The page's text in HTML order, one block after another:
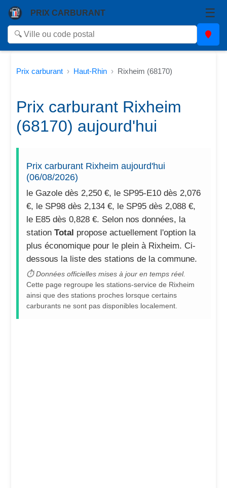
PRIX CARBURANT ☰
Prix carburant Haut-Rhin Rixheim (68170)
Prix carburant Rixheim
(68170) aujourd'hui
Prix carburant Rixheim aujourd'hui
(06/08/2026)
le Gazole dès 2,250 €, le SP95-E10 dès 2,076
€, le SP98 dès 2,134 €, le SP95 dès 2,088 €,
le E85 dès 0,828 €. Selon nos données, la
stationTotal propose actuellement l'option la
plus économique pour le plein à Rixheim. Ci-
dessous la liste des stations de la commune.
⏱ Données officielles mises à jour en temps réel.
Cette page regroupe les stations-service de Rixheim
ainsi que des stations proches lorsque certains
carburants ne sont pas disponibles localement.